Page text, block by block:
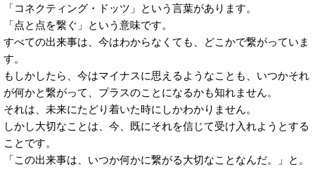
「コネクティング・ドッツ」という言葉があります。
「点と点を繋ぐ」という意味です。
すべての出来事は、今はわからなくても、どこかで繋がっていま
す。
もしかしたら、今はマイナスに思えるようなことも、いつかそれ
が何かと繋がって、プラスのことになるかも知れません。
それは、未来にたどり着いた時にしかわかりません。
しかし大切なことは、今、既にそれを信じて受け入れようとする
ことです。
「この出来事は、いつか何かに繋がる大切なことなんだ。」と。